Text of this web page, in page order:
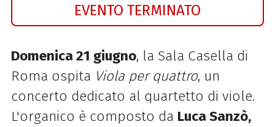
EVENTO TERMINATO
Domenica 21 giugno, la Sala Casella di
Roma ospita Viola per quattro, un
concerto dedicato al quartetto di viole.
L'organico è composto da Luca Sanzò,